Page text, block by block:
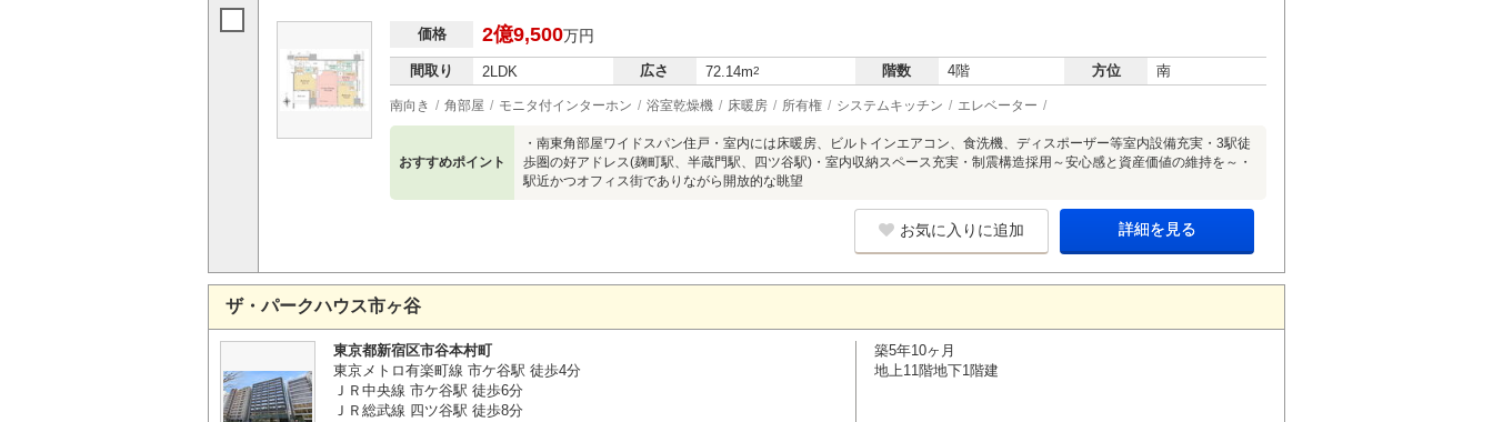
価格 2億9,500万円
間取り 2LDK 広さ 72.14m2 階数 4階 方位 南
南向き 角部屋 モニタ付インターホン 浴室乾燥機 床暖房 所有権 システムキッチン エレベーター
おすすめポイント
・南東角部屋ワイドスパン住戸・室内には床暖房、ビルトインエアコン、食洗機、ディスポーザー等室内設備充実・3駅徒
歩圏の好アドレス(麹町駅、半蔵門駅、四ツ谷駅)・室内収納スペース充実・制震構造採用～安心感と資産価値の維持を～・
駅近かつオフィス街でありながら開放的な眺望
お気に入りに追加 詳細を見る
ザ・パークハウス市ヶ谷
東京都新宿区市谷本村町
東京メトロ有楽町線 市ケ谷駅 徒歩4分
ＪＲ中央線 市ケ谷駅 徒歩6分
ＪＲ総武線 四ツ谷駅 徒歩8分
築5年10ヶ月
地上11階地下1階建